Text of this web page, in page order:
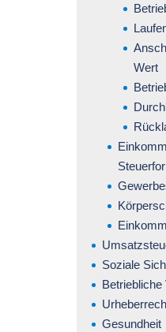
Wert
Soziale
Betriebliche
Gesundheit